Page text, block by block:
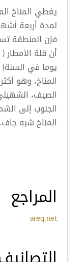
يغطي المناخ
لمدة أربعة
فإن المنطقة
يوما في
المناخ، وهو
الصيف،
الجنوب إلى
المناخ شبه جاف.
المراجع
areq.net